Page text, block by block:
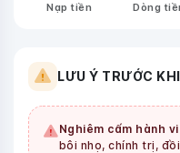
Nạp tiền Dòng
LƯU Ý TRƯỚC
Nghiêm cấm hành
bôi nhọ, chính trị,